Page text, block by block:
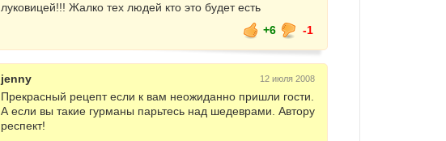
луковицей!!! Жалко тех людей кто это будет есть
+6
-1
jenny 12 июля 2008
Прекрасный рецепт если к вам неожиданно пришли гости.
А если вы такие гурманы парьтесь над шедеврами. Автору
респект!